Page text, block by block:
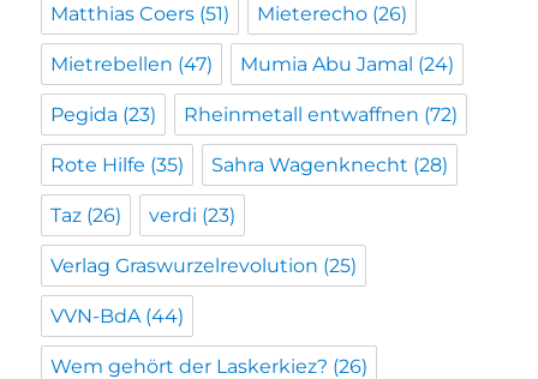
Matthias Coers (51) Mieterecho (26)
Mietrebellen (47) Mumia Abu Jamal (24)
Pegida (23) Rheinmetall entwaffnen (72)
Rote Hilfe (35) Sahra Wagenknecht (28)
Taz (26) verdi (23)
Verlag Graswurzelrevolution (25)
VVN-BdA (44)
Wem gehört der Laskerkiez? (26)